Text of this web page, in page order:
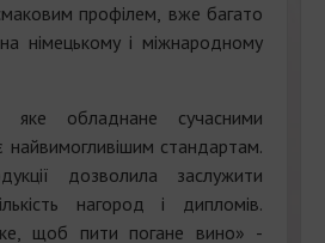
профілем, вже багато
німецькому і міжнародному
яке обладнане сучасними
найвимогливішим стандартам.
дозволила заслужити
нагород і дипломів.
щоб пити погане вино» -